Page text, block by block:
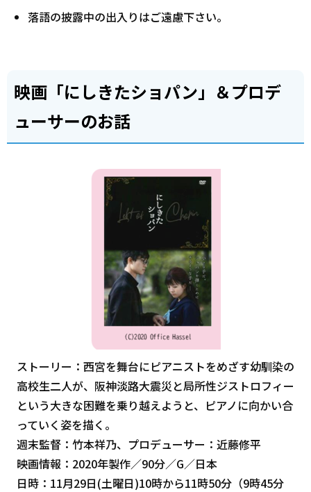
落語の披露中の出入りはご遠慮下さい。
映画「にしきたショパン」＆プロデ
ューサーのお話
ストーリー：西宮を舞台にピアニストをめざす幼馴染の
高校生二人が、阪神淡路大震災と局所性ジストロフィー
という大きな困難を乗り越えようと、ピアノに向かい合
っていく姿を描く。
週末監督：竹本祥乃、プロデューサー：近藤修平
映画情報：2020年製作／90分／G／日本
日時：11月29日(土曜日)10時から11時50分（9時45分